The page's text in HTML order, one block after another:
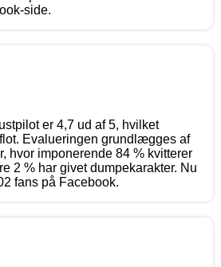
side.
er 4,7 ud af 5, hvilket
Evalueringen grundlægges af
hvor imponerende 84 % kvitterer
2 % har givet dumpekarakter. Nu
fans på Facebook.